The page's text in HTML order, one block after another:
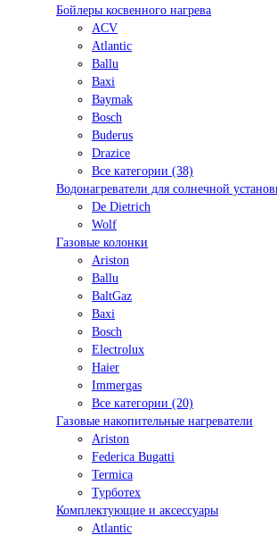
Бойлеры косвенного нагрева
ACV
Atlantic
Ballu
Baxi
Baymak
Bosch
Buderus
Drazice
Все категории (38)
Водонагреватели для солнечной
De Dietrich
Wolf
Газовые колонки
Ariston
Ballu
BaltGaz
Baxi
Bosсh
Electrolux
Haier
Immergas
Все категории (20)
Газовые накопительные нагреватели
Ariston
Federica Bugatti
Termica
Турботех
Комплектующие и аксессуары
Atlantic